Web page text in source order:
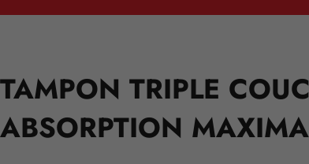
TAMPON TRIPLE
ABSORPTION